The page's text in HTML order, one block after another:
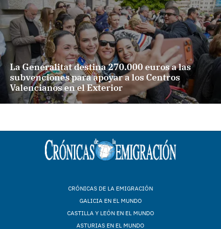
La Generalitat destina 270.000 euros a las
subvenciones para apoyar a los Centros
Valencianos en el Exterior
CRÓNICAS DE LA EMIGRACIÓN
GALICIA EN EL MUNDO
CASTILLA Y LEÓN EN EL MUNDO
ASTURIAS EN EL MUNDO